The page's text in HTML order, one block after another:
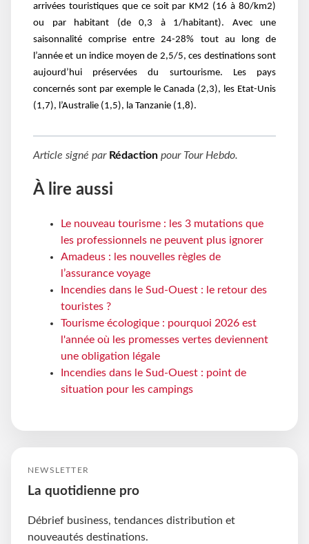
arrivées touristiques que ce soit par KM2 (16 à 80/km2)
ou par habitant (de 0,3 à 1/habitant). Avec une
saisonnalité comprise entre 24-28% tout au long de
l’année et un indice moyen de 2,5/5, ces destinations sont
aujourd’hui préservées du surtourisme. Les pays
concernés sont par exemple le Canada (2,3), les Etat-Unis
(1,7), l’Australie (1,5), la Tanzanie (1,8).
Article signé par Rédaction pour Tour Hebdo.
À lire aussi
Le nouveau tourisme : les 3 mutations que
les professionnels ne peuvent plus ignorer
Amadeus : les nouvelles règles de
l’assurance voyage
Incendies dans le Sud-Ouest : le retour des
touristes ?
Tourisme écologique : pourquoi 2026 est
l'année où les promesses vertes deviennent
une obligation légale
Incendies dans le Sud-Ouest : point de
situation pour les campings
NEWSLETTER
La quotidienne pro
Débrief business, tendances distribution et
nouveautés destinations.